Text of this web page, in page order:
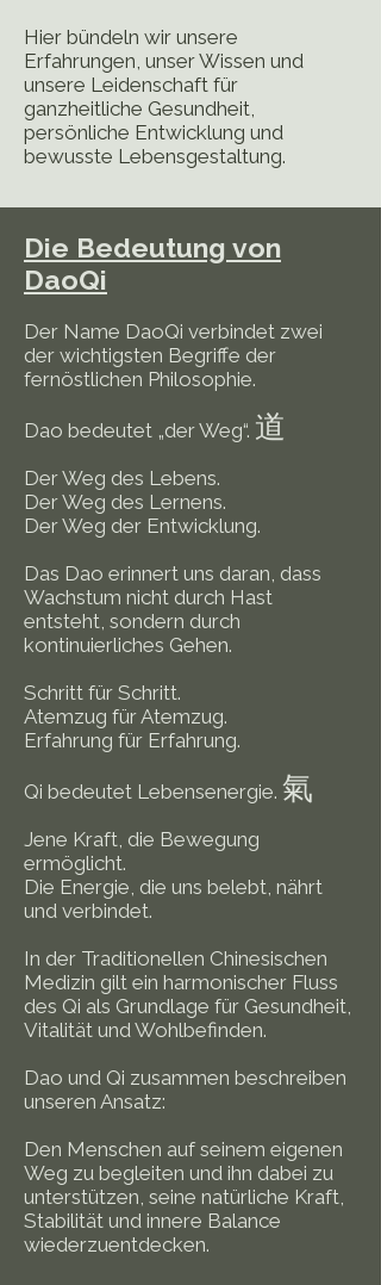
Hier bündeln wir unsere
Erfahrungen, unser Wissen und
unsere Leidenschaft für
ganzheitliche Gesundheit,
persönliche Entwicklung und
bewusste Lebensgestaltung.
Die Bedeutung von
DaoQi
Der Name DaoQi verbindet zwei
der wichtigsten Begriffe der
fernöstlichen Philosophie.
Dao bedeutet „der Weg“. 道
Der Weg des Lebens.
Der Weg des Lernens.
Der Weg der Entwicklung.
Das Dao erinnert uns daran, dass
Wachstum nicht durch Hast
entsteht, sondern durch
kontinuierliches Gehen.
Schritt für Schritt.
Atemzug für Atemzug.
Erfahrung für Erfahrung.
Qi bedeutet Lebensenergie. 氣
Jene Kraft, die Bewegung
ermöglicht.
Die Energie, die uns belebt, nährt
und verbindet.
In der Traditionellen Chinesischen
Medizin gilt ein harmonischer Fluss
des Qi als Grundlage für Gesundheit,
Vitalität und Wohlbefinden.
Dao und Qi zusammen beschreiben
unseren Ansatz:
Den Menschen auf seinem eigenen
Weg zu begleiten und ihn dabei zu
unterstützen, seine natürliche Kraft,
Stabilität und innere Balance
wiederzuentdecken.